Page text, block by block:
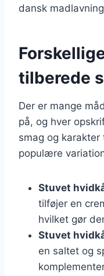
dansk
tilberede
Der er mange
på, og hver
smag og
populære
Stuvet
tilføjer en
hvilket gør
Stuvet
en saltet og